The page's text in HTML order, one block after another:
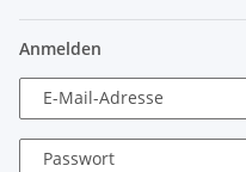
Anmelden
E-Mail-Adresse
Passwort